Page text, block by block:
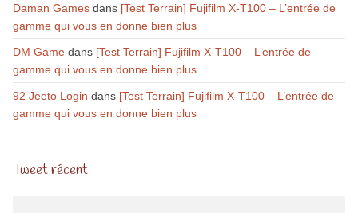
Daman Gamesdans [Test Terrain] Fujifilm X-T100 – L’entrée de
gamme qui vous en donne bien plus
DM Gamedans [Test Terrain] Fujifilm X-T100 – L’entrée de
gamme qui vous en donne bien plus
92 Jeeto Login dans [Test Terrain] Fujifilm X-T100 – L’entrée de
gamme qui vous en donne bien plus
Tweet récent